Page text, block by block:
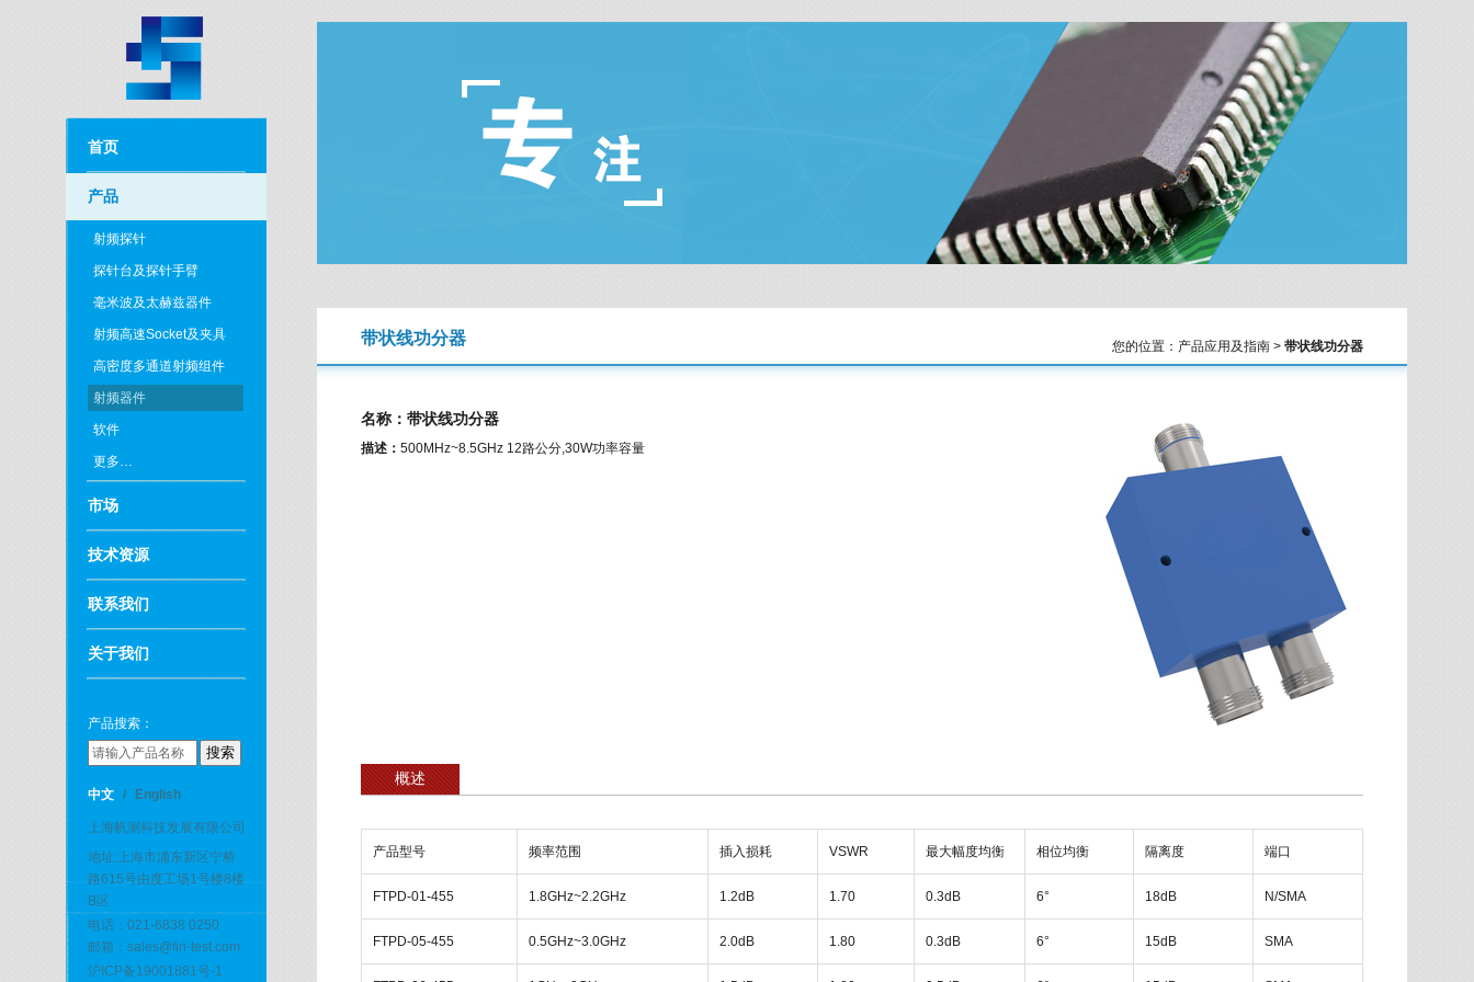
首页
产品
射频探针
探针台及探针手臂
毫米波及太赫兹器件
射频高速Socket及夹具
高密度多通道射频组件
射频器件
软件
更多…
市场
技术资源
联系我们
关于我们
产品搜索：
中文 / English
上海帆测科技发展有限公司
地址:上海市浦东新区宁桥
路615号由度工场1号楼8楼
B区
电话：021-6838 0250
邮箱：sales@fin-test.com
沪ICP备19001881号-1
带状线功分器 您的位置：产品应用及指南 > 带状线功分器
名称：带状线功分器
描述： 500MHz~8.5GHz 12路公分,30W功率容量
概述
产品型号 频率范围 插入损耗 VSWR 最大幅度均衡 相位均衡 隔离度 端口
FTPD-01-455 1.8GHz~2.2GHz 1.2dB 1.70 0.3dB 6° 18dB N/SMA
FTPD-05-455 0.5GHz~3.0GHz 2.0dB 1.80 0.3dB 6° 15dB SMA